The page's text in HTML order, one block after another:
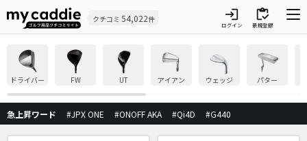
クチコミ 54,022件 login
ログイン
inventory
新規登録
ドライバー FW UT アイアン ウェッジ パター
急上昇ワード #JPX ONE #ONOFF AKA #Qi4D #G440